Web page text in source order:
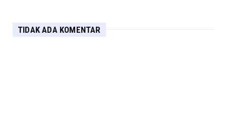
TIDAK ADA KOMENTAR